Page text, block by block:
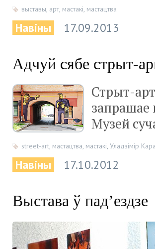
выставы, арт, мастакі, мастацтва
Навіны 17.09.2013
Адчуй сябе стрыт-
Стрыт-
запрашае
Музей
street-art, мастацтва, мастакі, Уладзімір
Навіны 17.10.2012
Выстава ў пад’ездзе